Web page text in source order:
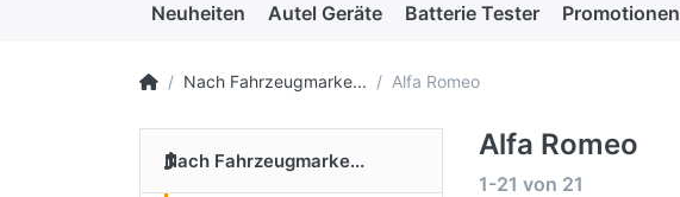
Neuheiten Autel Geräte Batterie Tester Promotionen
Nach Fahrzeugmarke... Alfa Romeo
Nach Fahrzeugmarke... Alfa Romeo
1-21 von 21